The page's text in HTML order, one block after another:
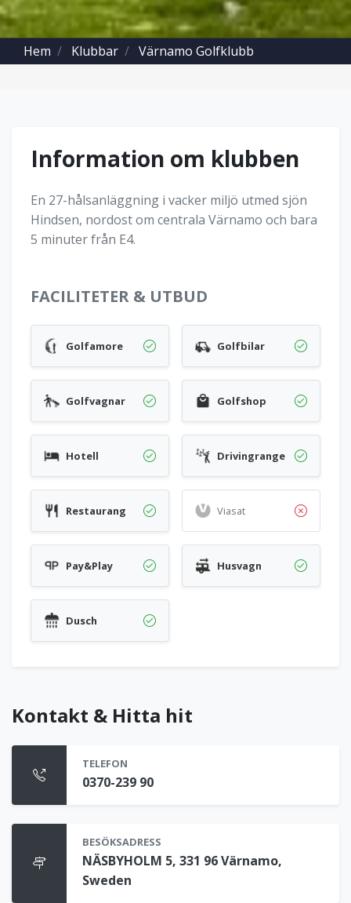
Hem Klubbar Värnamo Golfklubb
Information om klubben
En 27-hålsanläggning i vacker miljö utmed sjön
Hindsen, nordost om centrala Värnamo och bara
5 minuter från E4.
FACILITETER & UTBUD
Golfamore Golfbilar
Golfvagnar Golfshop
Hotell Drivingrange
Restaurang Viasat
Pay&Play Husvagn
Dusch
Kontakt & Hitta hit
TELEFON
0370-239 90
BESÖKSADRESS
NÄSBYHOLM 5, 331 96 Värnamo,
Sweden